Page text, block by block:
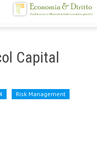
Capital
Risk Management